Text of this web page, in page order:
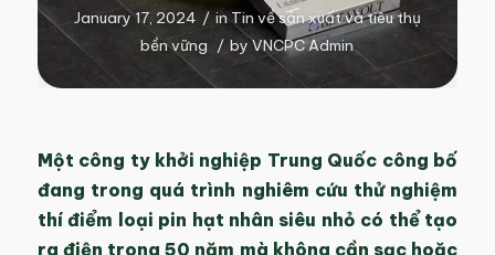
January 17, 2024 / inTin về sản xuất và tiêu thụ
bền vững / byVNCPC Admin
Một công ty khởi nghiệp Trung Quốc công bố
đang trong quá trình nghiêm cứu thử nghiệm
thí điểm loại pin hạt nhân siêu nhỏ có thể tạo
ra điện trong 50 năm mà không cần sạc hoặc